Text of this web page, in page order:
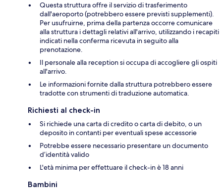
Questa struttura offre il servizio di trasferimento
dall'aeroporto (potrebbero essere previsti supplementi).
Per usufruirne, prima della partenza occorre comunicare
alla struttura i dettagli relativi all'arrivo, utilizzando i recapiti
indicati nella conferma ricevuta in seguito alla
prenotazione.
Il personale alla reception si occupa di accogliere gli ospiti
all'arrivo.
Le informazioni fornite dalla struttura potrebbero essere
tradotte con strumenti di traduzione automatica.
Richiesti al check-in
Si richiede una carta di credito o carta di debito, o un
deposito in contanti per eventuali spese accessorie
Potrebbe essere necessario presentare un documento
d’identità valido
L'età minima per effettuare il check-in è 18 anni
Bambini